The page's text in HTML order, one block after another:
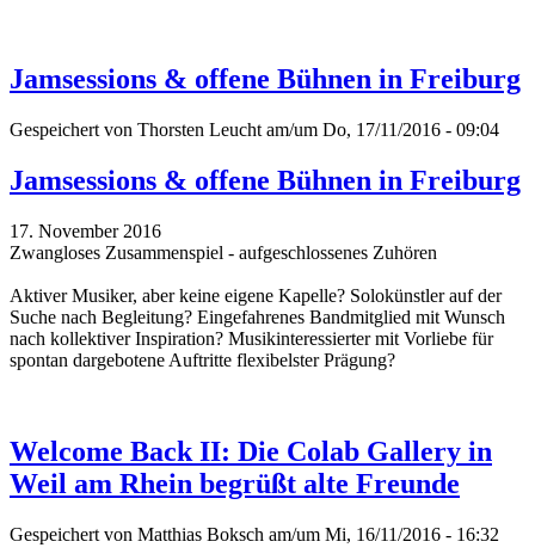
Jamsessions & offene Bühnen in Freiburg
Gespeichert von Thorsten Leucht am/um Do, 17/11/2016 - 09:04
Jamsessions & offene Bühnen in Freiburg
17. November 2016
Zwangloses Zusammenspiel - aufgeschlossenes Zuhören
Aktiver Musiker, aber keine eigene Kapelle? Solokünstler auf der
Suche nach Begleitung? Eingefahrenes Bandmitglied mit Wunsch
nach kollektiver Inspiration? Musikinteressierter mit Vorliebe für
spontan dargebotene Auftritte flexibelster Prägung?
Welcome Back II: Die Colab Gallery in
Weil am Rhein begrüßt alte Freunde
Gespeichert von Matthias Boksch am/um Mi, 16/11/2016 - 16:32